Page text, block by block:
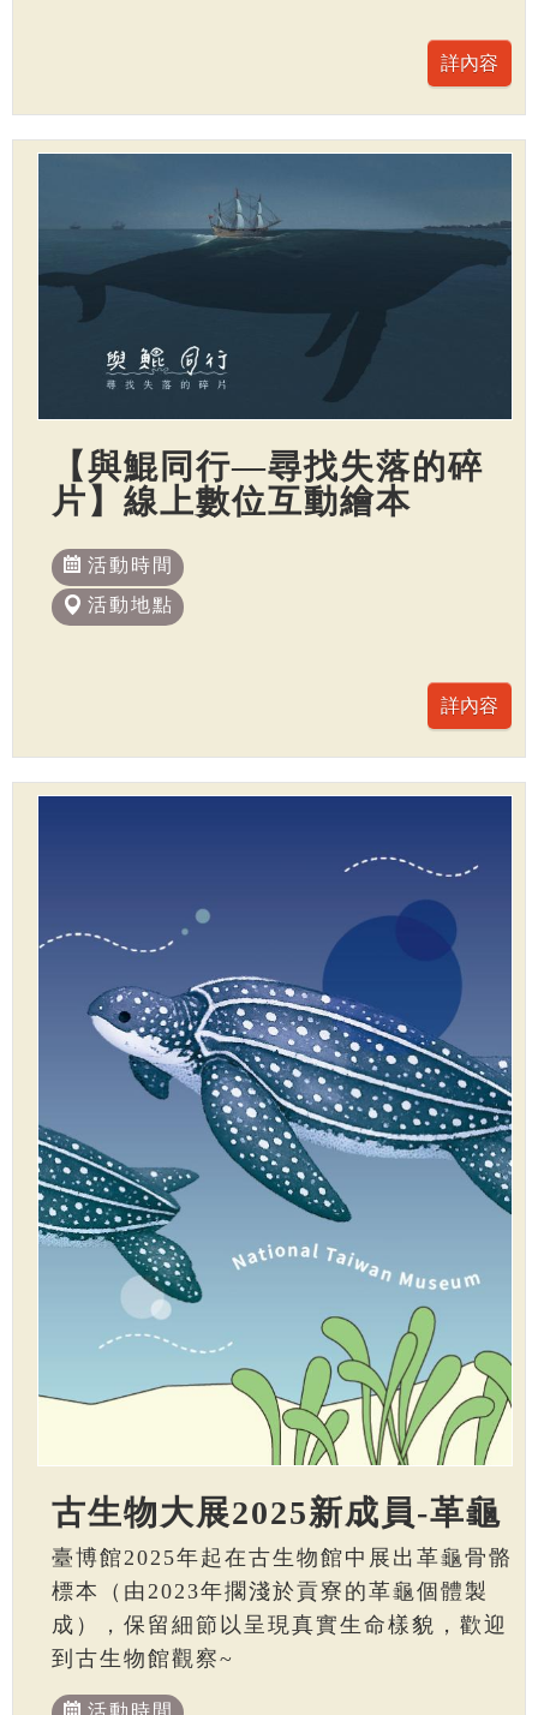
【與鯤同行—尋找失落的碎
片】線上數位互動繪本
活動時間
活動地點
古生物大展2025新成員-革龜
臺博館2025年起在古生物館中展出革龜骨骼
標本（由2023年擱淺於貢寮的革龜個體製
成），保留細節以呈現真實生命樣貌，歡迎
到古生物館觀察~